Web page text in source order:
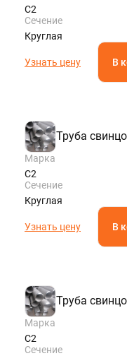
С2
Сечение
Круглая
Узнать цену В
Труба
Марка
С2
Сечение
Круглая
Узнать цену В
Труба
Марка
С2
Сечение